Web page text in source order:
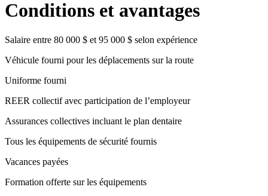
Conditions et avantages
Salaire entre 80 000 $ et 95 000 $ selon expérience
Véhicule fourni pour les déplacements sur la route
Uniforme fourni
REER collectif avec participation de l’employeur
Assurances collectives incluant le plan dentaire
Tous les équipements de sécurité fournis
Vacances payées
Formation offerte sur les équipements